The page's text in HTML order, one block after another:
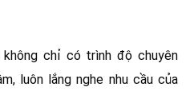
chỉ có trình độ chuyên
luôn lắng nghe nhu cầu của